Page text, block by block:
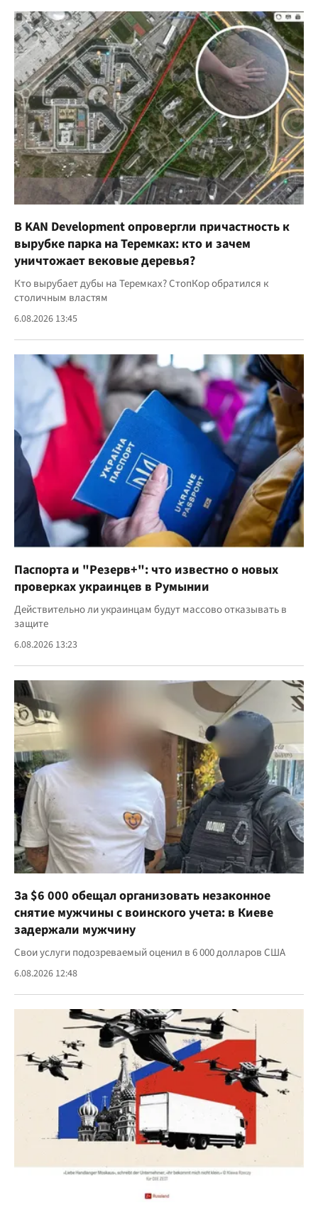
В KAN Development опровергли причастность к
вырубке парка на Теремках: кто и зачем
уничтожает вековые деревья?
Кто вырубает дубы на Теремках? СтопКор обратился к
столичным властям
6.08.2026 13:45
Паспорта и "Резерв+": что известно о новых
проверках украинцев в Румынии
Действительно ли украинцам будут массово отказывать в
защите
6.08.2026 13:23
За $6 000 обещал организовать незаконное
снятие мужчины с воинского учета: в Киеве
задержали мужчину
Свои услуги подозреваемый оценил в 6 000 долларов США
6.08.2026 12:48